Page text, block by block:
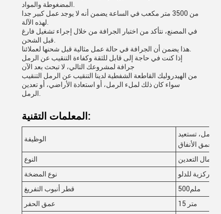
من 3500 متر مكعب في الساعة يضمن أنه لا يوجد عمل كبير جدا
في المصنع، نتأكد من اختبار الجرافة من خلال إجراء تشغيل فارغ
إذا كنت في حاجة إلى قابل للثقة وكفاءة التنقيب عن الرمل
جرافة لمشروعك التالي، لا تبحث بعد الآن
من الهيدروليك القاطعة الشفطية لدينا التنقيب عن الرمل التنقيب
سواء كان ذلك لملء الرمل، أو استعادة الأراضي، أو تعدين
المعلمات التقنية:
الوظيفة
تستعيد
النوع
رمال التعدين
نوع المضخة
للدلو
قطر أنبوب التفريغ
500ملم
عمق الحفر
15 متر